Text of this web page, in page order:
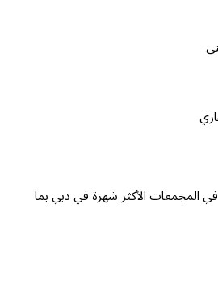
في المجمعات الأكثر شهرة في دبي بما